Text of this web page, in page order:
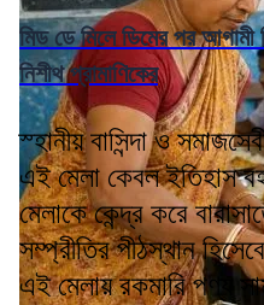
মিড ডে মিলে ডিমের পর আগামী
নিশীথ প্রামাণিকের
স্হানীয় বাসিন্দা ও
এই মেলা কেবল ইতিহাস
মেলাকে কেন্দ্র করে
সম্প্রীতির পীঠস্থান
এই মেলায় রকমারি পণ্য